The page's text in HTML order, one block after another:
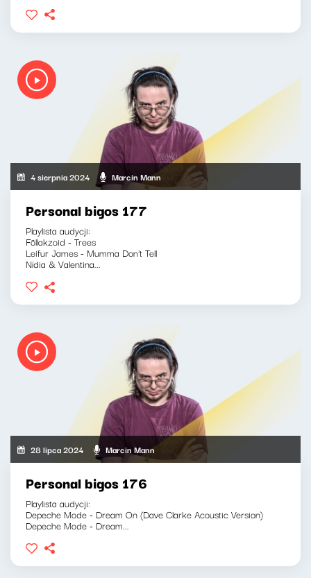
4 sierpnia 2024 Marcin Mann
Personal bigos 177
Playlista audycji:
Föllakzoid - Trees
Leifur James - Mumma Don't Tell
Nídia & Valentina...
28 lipca 2024 Marcin Mann
Personal bigos 176
Playlista audycji:
Depeche Mode - Dream On (Dave Clarke Acoustic Version)
Depeche Mode - Dream...